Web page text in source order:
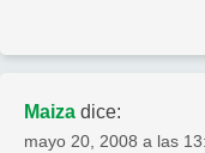
Maiza dice:
mayo 20, 2008 a las